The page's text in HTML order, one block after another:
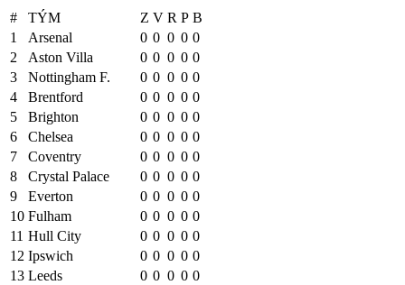
# TÝM Z V R P B
1
Arsenal 0 0 0 0 0
2
Aston Villa 0 0 0 0 0
3
Nottingham F. 0 0 0 0 0
4
Brentford 0 0 0 0 0
5
Brighton 0 0 0 0 0
6
Chelsea 0 0 0 0 0
7
Coventry 0 0 0 0 0
8
Crystal Palace 0 0 0 0 0
9
Everton 0 0 0 0 0
10 Fulham 0 0 0 0 0
11 Hull City 0 0 0 0 0
12 Ipswich 0 0 0 0 0
13 Leeds 0 0 0 0 0